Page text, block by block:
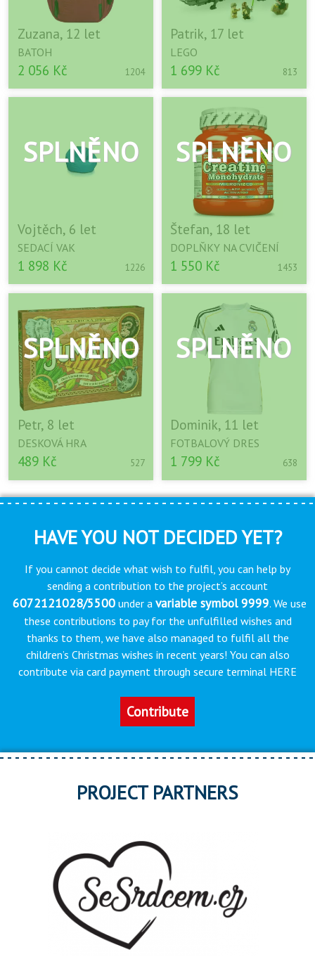
Zuzana, 12 let
BATOH
2 056 Kč 1204
Patrik, 17 let
LEGO
1 699 Kč 813
Vojtěch, 6 let
SEDACÍ VAK
1 898 Kč 1226
Štefan, 18 let
DOPLŇKY NA CVIČENÍ
1 550 Kč 1453
Petr, 8 let
DESKOVÁ HRA
489 Kč 527
Dominik, 11 let
FOTBALOVÝ DRES
1 799 Kč 638
HAVE YOU NOT DECIDED YET?
If you cannot decide what wish to fulfil, you can help by
sending a contribution to the project’s account
6072121028/5500under a variable symbol 9999. We use
these contributions to pay for the unfulfilled wishes and
thanks to them, we have also managed to fulfil all the
children’s Christmas wishes in recent years! You can also
contribute via card payment through secure terminal HERE
Contribute
PROJECT PARTNERS